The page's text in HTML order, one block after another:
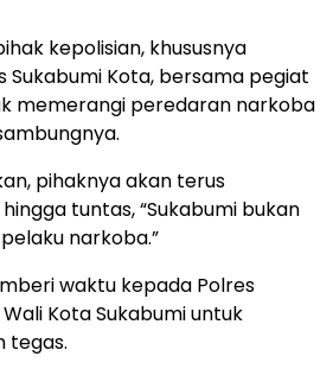
kepolisian, khususnya
Sukabumi Kota, bersama pegiat
memerangi peredaran narkoba
pihaknya akan terus
tuntas, “Sukabumi bukan
narkoba.”
waktu kepada Polres
Kota Sukabumi untuk
tegas.